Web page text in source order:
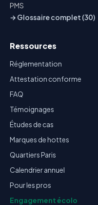
PMS
→ Glossaire complet (30)
Ressources
Réglementation
Attestation conforme
FAQ
Témoignages
Études de cas
Marques de hottes
Quartiers Paris
Calendrier annuel
Pour les pros
Engagement écolo